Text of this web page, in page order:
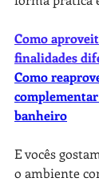
Como
finalidades
Como
banheiro
E vocês
o ambiente